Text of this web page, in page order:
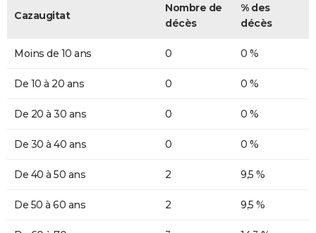
Cazaugitat
Nombre de
décès
% des
décès
Moins de 10 ans 0 0 %
De 10 à 20 ans 0 0 %
De 20 à 30 ans 0 0 %
De 30 à 40 ans 0 0 %
De 40 à 50 ans 2 9,5 %
De 50 à 60 ans 2 9,5 %